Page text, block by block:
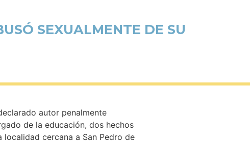
SEXUALMENTE DE SU
autor penalmente
de la educación, dos hechos
cercana a San Pedro de